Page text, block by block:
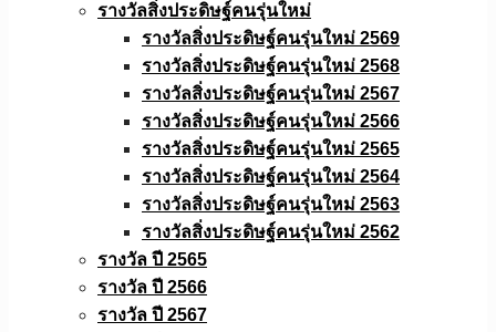
รางวัลสิ่งประดิษฐ์คนรุ่นใหม่
รางวัลสิ่งประดิษฐ์คนรุ่นใหม่ 2569
รางวัลสิ่งประดิษฐ์คนรุ่นใหม่ 2568
รางวัลสิ่งประดิษฐ์คนรุ่นใหม่ 2567
รางวัลสิ่งประดิษฐ์คนรุ่นใหม่ 2566
รางวัลสิ่งประดิษฐ์คนรุ่นใหม่ 2565
รางวัลสิ่งประดิษฐ์คนรุ่นใหม่ 2564
รางวัลสิ่งประดิษฐ์คนรุ่นใหม่ 2563
รางวัลสิ่งประดิษฐ์คนรุ่นใหม่ 2562
รางวัล ปี 2565
รางวัล ปี 2566
รางวัล ปี 2567